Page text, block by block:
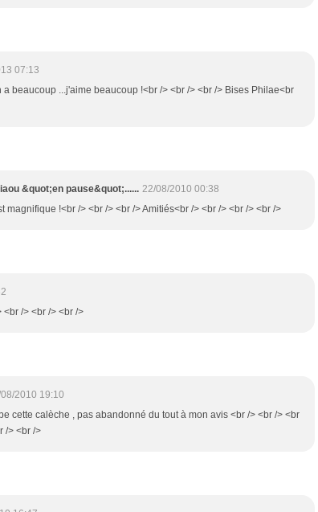
07:13
a beaucoup ...j'aime beaucoup !<br /> <br /> <br /> Bises Philae<br
&quot;en pause&quot;...... 22/08/2010 00:38
magnifique !<br /> <br /> <br /> Amitiés<br /> <br /> <br /> <br />
/> <br /> <br />
2010 19:10
cette calèche , pas abandonné du tout à mon avis <br /> <br /> <br
/> <br />